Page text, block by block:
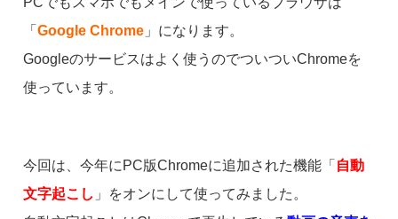
「 Google Chrome 」になります。
Googleのサービスはよく使うのでついついChromeを
使っています。
今回は、今年にPC版Chromeに追加された機能「 自動
文字起こし 」をオンにして使ってみました。